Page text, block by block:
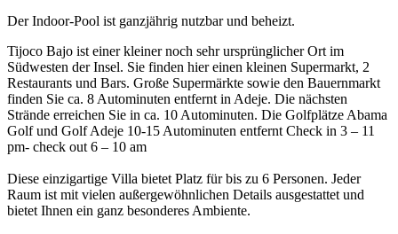
Der Indoor-Pool ist ganzjährig nutzbar und beheizt.
Tijoco Bajo ist einer kleiner noch sehr ursprünglicher Ort im
Südwesten der Insel. Sie finden hier einen kleinen Supermarkt, 2
Restaurants und Bars. Große Supermärkte sowie den Bauernmarkt
finden Sie ca. 8 Autominuten entfernt in Adeje. Die nächsten
Strände erreichen Sie in ca. 10 Autominuten. Die Golfplätze Abama
Golf und Golf Adeje 10-15 Autominuten entfernt Check in 3 – 11
pm- check out 6 – 10 am
Diese einzigartige Villa bietet Platz für bis zu 6 Personen. Jeder
Raum ist mit vielen außergewöhnlichen Details ausgestattet und
bietet Ihnen ein ganz besonderes Ambiente.